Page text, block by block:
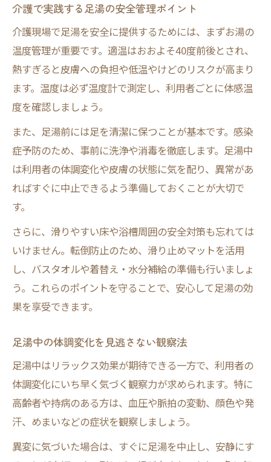
介護で実践する足湯の安全管理ポイント
介護現場で足湯を安全に提供するためには、まずお湯の
温度管理が重要です。適温はおおよそ40度前後とされ、
熱すぎると皮膚への負担や低温やけどのリスクが高まり
ます。温度は必ず温度計で測定し、利用者ごとに体感温
度を確認しましょう。
また、足湯前には足を清潔に保つことが基本です。感染
症予防のため、事前に洗浄や消毒を徹底します。足湯中
は利用者の体調変化や皮膚の状態に気を配り、異常があ
ればすぐに中止できるよう準備しておくことが大切で
す。
さらに、滑りやすい床や浴槽周囲の安全対策も忘れては
いけません。転倒防止のため、滑り止めマットを活用
し、バスタオルや着替え・水分補給の準備も行いましょ
う。これらのポイントを守ることで、安心して足湯の効
果を享受できます。
足湯中の体調変化を見逃さない観察法
足湯中はリラックス効果が期待できる一方で、利用者の
体調変化にいち早く気づく観察力が求められます。特に
高齢者や持病のある方は、血圧や脈拍の変動、顔色や発
汗、めまいなどの症状を観察しましょう。
異変に気づいた場合は、すぐに足湯を中止し、安静にす